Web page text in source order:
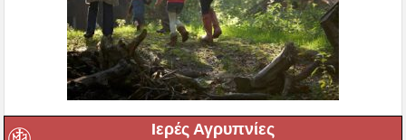
Ιερές Αγρυπνίες